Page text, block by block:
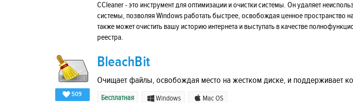
CCleaner - это инструмент для оптимизации и очистки системы. Он удаляет
системы, позволяя Windows работать быстрее, освобождая ценное пространство
также может очистить вашу историю интернета и выступать в качестве
реестра.
509
BleachBit
Очищает файлы, освобождая место на жестком диске, и поддерживает
Бесплатная Windows Mac OS